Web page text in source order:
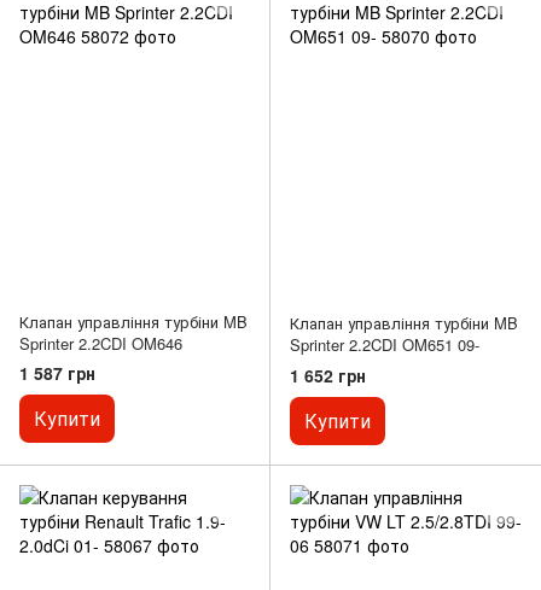
Клапан управління турбіни MB
Sprinter 2.2CDI OM646
1 587 грн
Купити
Клапан управління турбіни MB
Sprinter 2.2CDI OM651 09-
1 652 грн
Купити